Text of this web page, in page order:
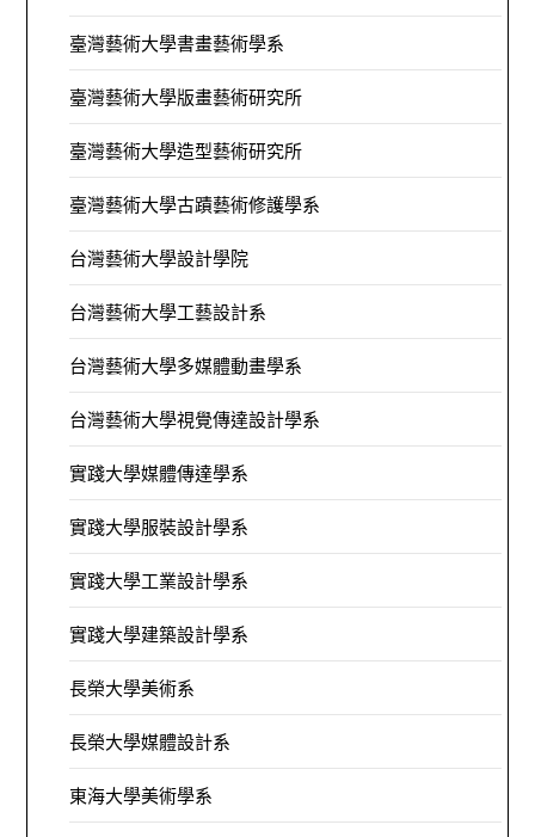
臺灣藝術大學書畫藝術學系
臺灣藝術大學版畫藝術研究所
臺灣藝術大學造型藝術研究所
臺灣藝術大學古蹟藝術修護學系
台灣藝術大學設計學院
台灣藝術大學工藝設計系
台灣藝術大學多媒體動畫學系
台灣藝術大學視覺傳達設計學系
實踐大學媒體傳達學系
實踐大學服裝設計學系
實踐大學工業設計學系
實踐大學建築設計學系
長榮大學美術系
長榮大學媒體設計系
東海大學美術學系